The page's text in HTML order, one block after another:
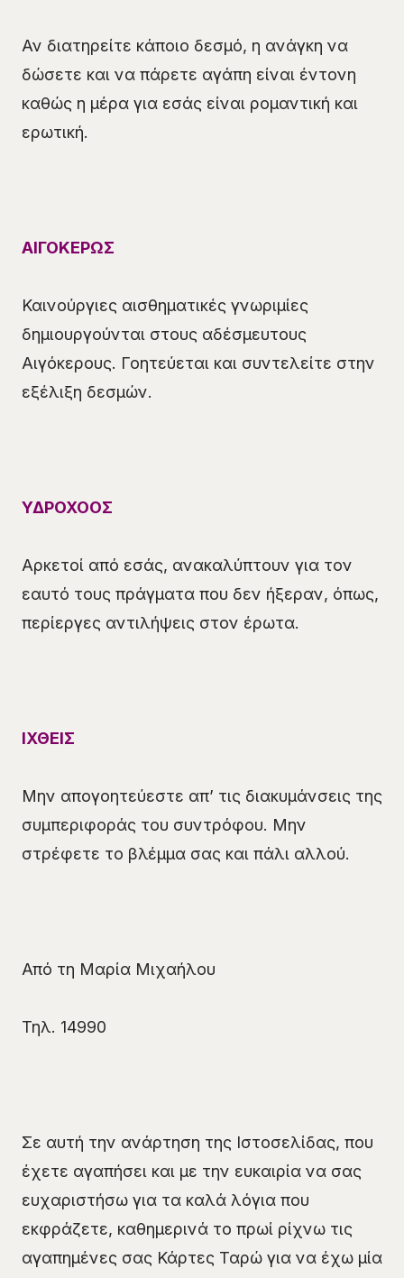
Αν διατηρείτε κάποιο δεσμό, η ανάγκη να
δώσετε και να πάρετε αγάπη είναι έντονη
καθώς η μέρα για εσάς είναι ρομαντική και
ερωτική.
ΑΙΓΟΚΕΡΩΣ
Καινούργιες αισθηματικές γνωριμίες
δημιουργούνται στους αδέσμευτους
Αιγόκερους. Γοητεύεται και συντελείτε στην
εξέλιξη δεσμών.
ΥΔΡΟΧΟΟΣ
Αρκετοί από εσάς, ανακαλύπτουν για τον
εαυτό τους πράγματα που δεν ήξεραν, όπως,
περίεργες αντιλήψεις στον έρωτα.
ΙΧΘΕΙΣ
Μην απογοητεύεστε απ’ τις διακυμάνσεις της
συμπεριφοράς του συντρόφου. Μην
στρέφετε το βλέμμα σας και πάλι αλλού.
Από τη Μαρία Μιχαήλου
Τηλ. 14990
Σε αυτή την ανάρτηση της Ιστοσελίδας, που
έχετε αγαπήσει και με την ευκαιρία να σας
ευχαριστήσω για τα καλά λόγια που
εκφράζετε, καθημερινά το πρωί ρίχνω τις
αγαπημένες σας Κάρτες Ταρώ για να έχω μία